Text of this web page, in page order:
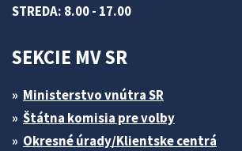
STREDA: 8.00 - 17.00
SEKCIE MV SR
Ministerstvo vnútra SR
Štátna komisia pre volby
Okresné úrady/Klientske centrá